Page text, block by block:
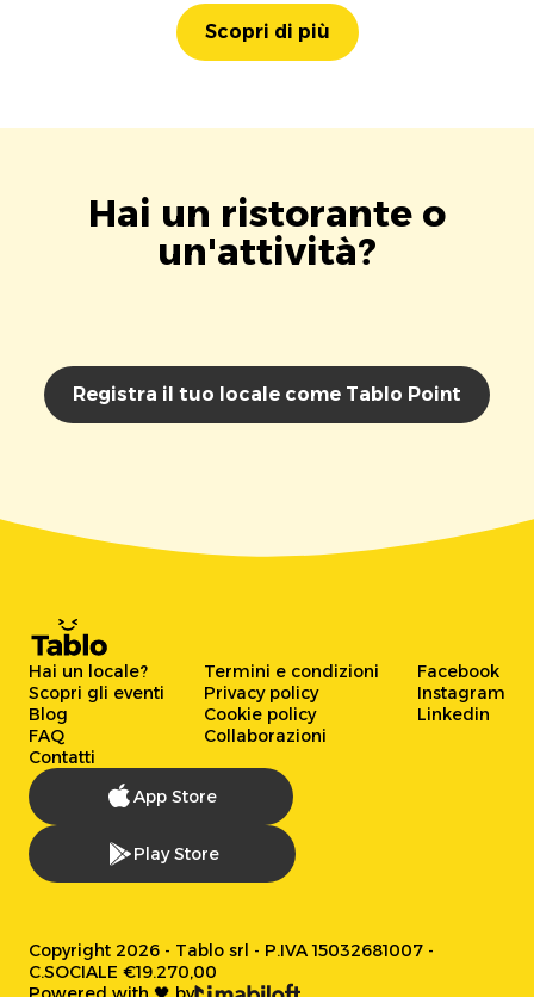
Scopri di più
Hai un ristorante o
un'attività?
Registra il tuo locale come Tablo Point
Hai un locale?
Scopri gli eventi
Blog
FAQ
Contatti
Termini e condizioni
Privacy policy
Cookie policy
Collaborazioni
Facebook
Instagram
Linkedin
App Store
Play Store
Copyright 2026 - Tablo srl - P.IVA 15032681007 -
C.SOCIALE €19.270,00